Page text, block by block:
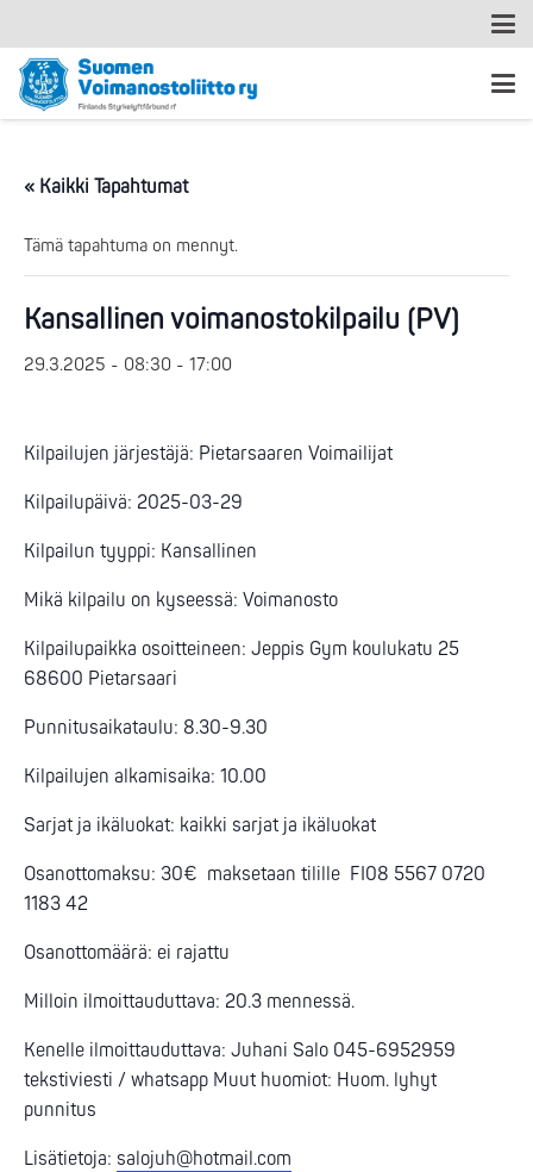
« Kaikki Tapahtumat
Tämä tapahtuma on mennyt.
Kansallinen voimanostokilpailu (PV)
29.3.2025 - 08:30 - 17:00
Kilpailujen järjestäjä: Pietarsaaren Voimailijat
Kilpailupäivä: 2025-03-29
Kilpailun tyyppi: Kansallinen
Mikä kilpailu on kyseessä: Voimanosto
Kilpailupaikka osoitteineen: Jeppis Gym koulukatu 25
68600 Pietarsaari
Punnitusaikataulu: 8.30-9.30
Kilpailujen alkamisaika: 10.00
Sarjat ja ikäluokat: kaikki sarjat ja ikäluokat
Osanottomaksu: 30€ maksetaan tilille FI08 5567 0720
1183 42
Osanottomäärä: ei rajattu
Milloin ilmoittauduttava: 20.3 mennessä.
Kenelle ilmoittauduttava: Juhani Salo 045-6952959
tekstiviesti / whatsapp Muut huomiot: Huom. lyhyt
punnitus
Lisätietoja: salojuh@hotmail.com